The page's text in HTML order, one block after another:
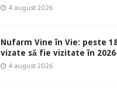
4 august 2026
Nufarm Vine în Vie: peste
vizate să fie vizitate în
4 august 2026